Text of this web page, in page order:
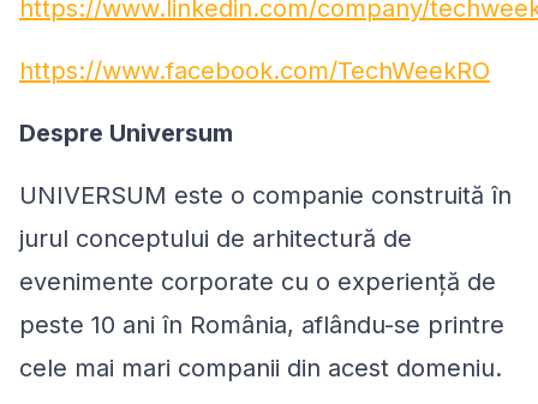
https://www.linkedin.com/company/
https://www.facebook.com/TechWeekRO
Despre Universum
UNIVERSUM este o companie construită în
jurul conceptului de arhitectură de
evenimente corporate cu o experiență de
peste 10 ani în România, aflându-se printre
cele mai mari companii din acest domeniu.